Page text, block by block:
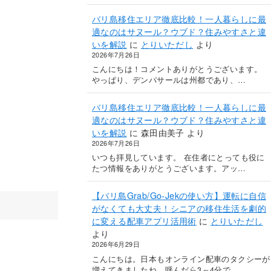
バリ島移住エリア徹底比較！一人暮らしに最
適なのはサヌール？ウブド？住みやすさと違
いを解説 に とりいただし より
2026年7月26日
こんにちは！コメントありがとうございます。
やっぱり、デンパサールは州都であり、…
バリ島移住エリア徹底比較！一人暮らしに最
適なのはサヌール？ウブド？住みやすさと違
いを解説 に 森田由美子 より
2026年7月26日
いつも拝見しています。 在住者にとっても役に
たつ情報をありがとうございます。アッ…
【バリ島Grab/Go-Jekの使い方】運転に自信
がなくても大丈夫！シニアの移住生活を劇的
に変える配車アプリ活用術 に とりいただし
より
2026年6月29日
こんにちは。日本もオンライン配車のタクシーが